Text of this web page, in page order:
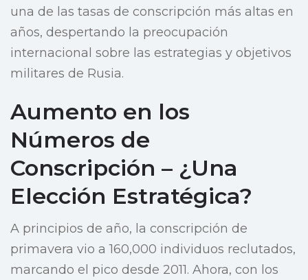
una de las tasas de conscripción más altas en
años, despertando la preocupación
internacional sobre las estrategias y objetivos
militares de Rusia.
Aumento en los
Números de
Conscripción – ¿Una
Elección Estratégica?
A principios de año, la conscripción de
primavera vio a 160,000 individuos reclutados,
marcando el pico desde 2011. Ahora, con los